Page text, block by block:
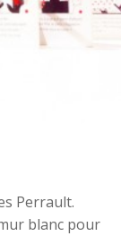
Perrault.
blanc pour